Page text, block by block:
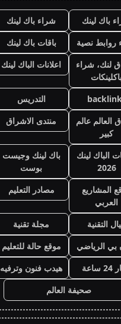
باك لينك
شراء باك لينك
روابط نصية
باقات باك لينك
لنك، شراء
اعلانات الباك لينك
التدريس
العالم عالم
كبير
منتدى الاشراق
الباك لينك
2026
باك لينك وجيست
بوست
المشاريع
العربي
مصادر التعليم
التقنية
مجلة تقنية
بي الرياضي
موقع حالة للتعليم
ساعة
هيدب فنون وترفيه
صحيفة العالم